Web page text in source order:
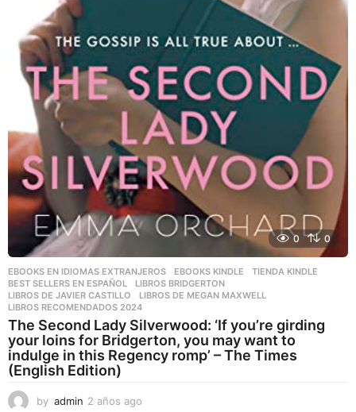
0 0
EBOOKS EN IDIOMAS EXTRANJEROS ,EBOOKS KINDLE ,TIENDA KINDLE
BEST SELLERS EN ESPAÑOL
,LIBROS BRIDGERTON
LIBROS DE JAVIER CASTILLO
,LIBROS DE MEGAN MAXWELL
LIBROS RECOMENDADOS 2024
The Second Lady Silverwood: ‘If you’re girding
your loins for Bridgerton, you may want to
indulge in this Regency romp’ – The Times
(English Edition)
by admin 2 años ago